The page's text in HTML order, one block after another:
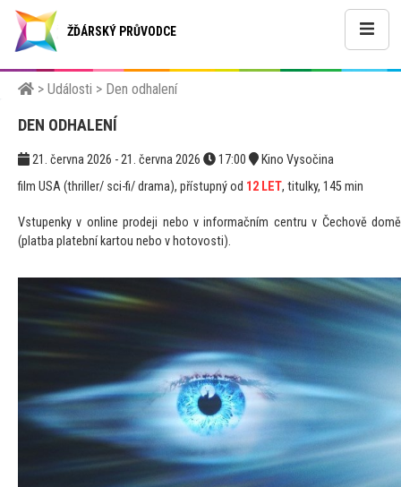
ŽĎÁRSKÝ PRŮVODCE
> Události > Den odhalení
DEN ODHALENÍ
21. června 2026 - 21. června 2026 17:00
Kino Vysočina
film USA (thriller/ sci-fi/ drama), přístupný od 12 LET, titulky, 145 min
Vstupenky v online prodeji nebo v informačním centru v Čechově domě
(platba platební kartou nebo v hotovosti).